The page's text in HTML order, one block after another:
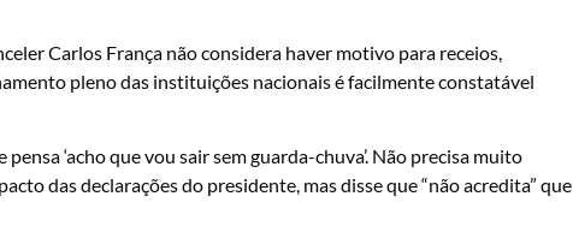
Carlos França não considera haver motivo para receios,
pleno das instituições nacionais é facilmente constatável
‘acho que vou sair sem guarda-chuva’. Não precisa muito
das declarações do presidente, mas disse que “não acredita” que